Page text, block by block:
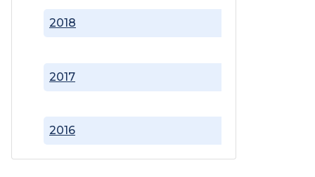
2016
2017
2018